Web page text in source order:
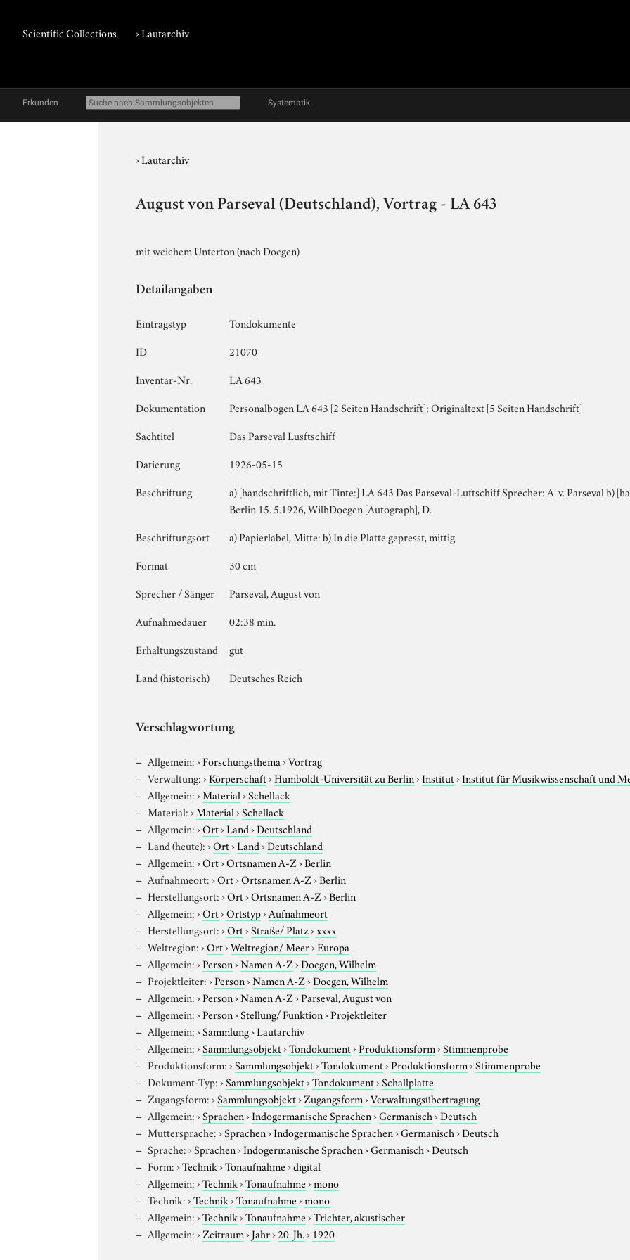
Scientific Collections ›Lautarchiv
Erkunden Systematik
›Lautarchiv
August von Parseval (Deutschland), Vortrag - LA 643
mit weichem Unterton (nach Doegen)
Detailangaben
Eintragstyp
Tondokumente
ID
21070
Inventar-Nr.
LA 643
Dokumentation
Personalbogen LA 643 [2 Seiten Handschrift]; Originaltext [5 Seiten Handschrift]
Sachtitel
Das Parseval Lusftschiff
Datierung
1926-05-15
Beschriftung
a) [handschriftlich, mit Tinte:] LA 643 Das Parseval-Luftschiff Sprecher: A. v. Parseval b)
Berlin 15. 5.1926, WilhDoegen [Autograph], D.
Beschriftungsort
a) Papierlabel, Mitte: b) In die Platte gepresst, mittig
Format
30 cm
Sprecher / Sänger
Parseval, August von
Aufnahmedauer
02:38 min.
Erhaltungszustand
gut
Land (historisch)
Deutsches Reich
Verschlagwortung
Allgemein:›Forschungsthema›Vortrag
Verwaltung:›Körperschaft›Humboldt-Universität zu Berlin›Institut›Institut für Musikwissenschaft und
Allgemein:›Material›Schellack
Material:›Material›Schellack
Allgemein:›Ort›Land›Deutschland
Land (heute):›Ort›Land›Deutschland
Allgemein:›Ort›Ortsnamen A-Z›Berlin
Aufnahmeort:›Ort›Ortsnamen A-Z›Berlin
Herstellungsort:›Ort›Ortsnamen A-Z›Berlin
Allgemein:›Ort›Ortstyp›Aufnahmeort
Herstellungsort:›Ort›Straße/ Platz›xxxx
Weltregion:›Ort›Weltregion/ Meer›Europa
Allgemein:›Person›Namen A-Z›Doegen, Wilhelm
Projektleiter:›Person›Namen A-Z›Doegen, Wilhelm
Allgemein:›Person›Namen A-Z›Parseval, August von
Allgemein:›Person›Stellung/ Funktion›Projektleiter
Allgemein:›Sammlung›Lautarchiv
Allgemein:›Sammlungsobjekt›Tondokument›Produktionsform›Stimmenprobe
Produktionsform:›Sammlungsobjekt›Tondokument›Produktionsform›Stimmenprobe
Dokument-Typ:›Sammlungsobjekt›Tondokument›Schallplatte
Zugangsform:›Sammlungsobjekt›Zugangsform›Verwaltungsübertragung
Allgemein:›Sprachen›Indogermanische Sprachen›Germanisch›Deutsch
Muttersprache:›Sprachen›Indogermanische Sprachen›Germanisch›Deutsch
Sprache:›Sprachen›Indogermanische Sprachen›Germanisch›Deutsch
Form:›Technik›Tonaufnahme›digital
Allgemein:›Technik›Tonaufnahme›mono
Technik:›Technik›Tonaufnahme›mono
Allgemein:›Technik›Tonaufnahme›Trichter, akustischer
Allgemein:›Zeitraum›Jahr›20. Jh.› 1920